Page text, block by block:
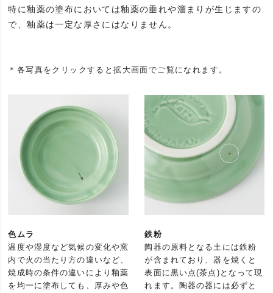
特に釉薬の塗布においては釉薬の垂れや溜まりが生じますの
で、釉薬は一定な厚さにはなりません。
＊各写真をクリックすると拡大画面でご覧になれます。
色ムラ
温度や湿度など気候の変化や窯
内で火の当たり方の違いなど、
焼成時の条件の違いにより釉薬
を均一に塗布しても、厚みや色
鉄粉
陶器の原料となる土には鉄粉
が含まれており、器を焼くと
表面に黒い点(茶点)となって現
れます。陶器の器には必ずと